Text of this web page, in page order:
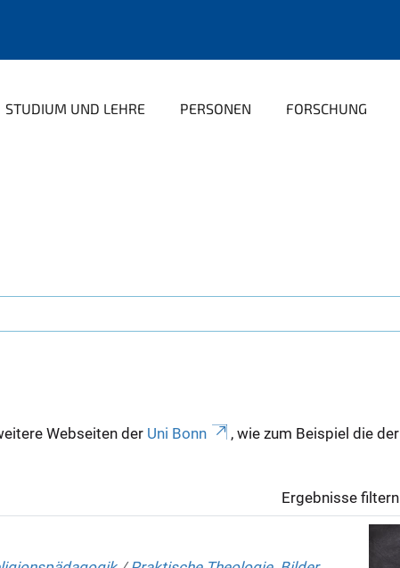
STUDIUM UND LEHRE PERSONEN FORSCHUNG
Webseiten der Uni Bonn , wie zum Beispiel die der
Ergebnisse filtern